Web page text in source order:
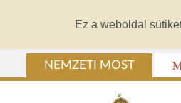
Ez a weboldal
NEMZETI MOST